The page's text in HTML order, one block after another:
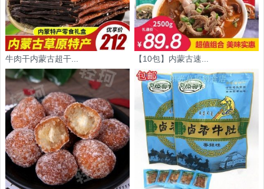
牛肉干内蒙古超干... 【10包】内蒙古速...